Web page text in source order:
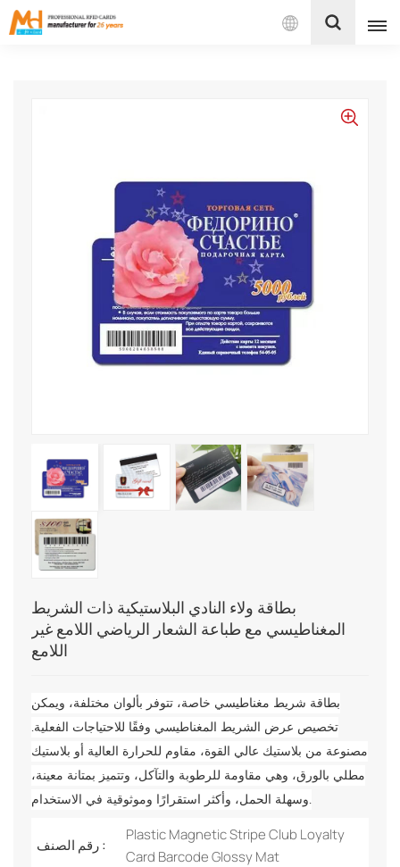
بالعربية
Português
بالعربية
بطاقة ولاء النادي البلاستيكية ذات الشريط
المغناطيسي مع طباعة الشعار الرياضي اللامع غير
اللامع
بطاقة شريط مغناطيسي خاصة، تتوفر بألوان مختلفة، ويمكن
تخصيص عرض الشريط المغناطيسي وفقًا للاحتياجات الفعلية.
مصنوعة من بلاستيك عالي القوة، مقاوم للحرارة العالية أو بلاستيك
مطلي بالورق، وهي مقاومة للرطوبة والتآكل، وتتميز بمتانة معينة،
وسهلة الحمل، وأكثر استقرارًا وموثوقية في الاستخدام.
رقم الصنف :
Plastic Magnetic Stripe Club Loyalty
Card Barcode Glossy Mat